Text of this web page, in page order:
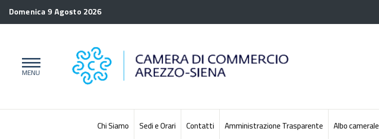
Domenica 9 Agosto 2026
Chi Siamo Sedi e Orari Contatti Amministrazione Trasparente Albo camerale